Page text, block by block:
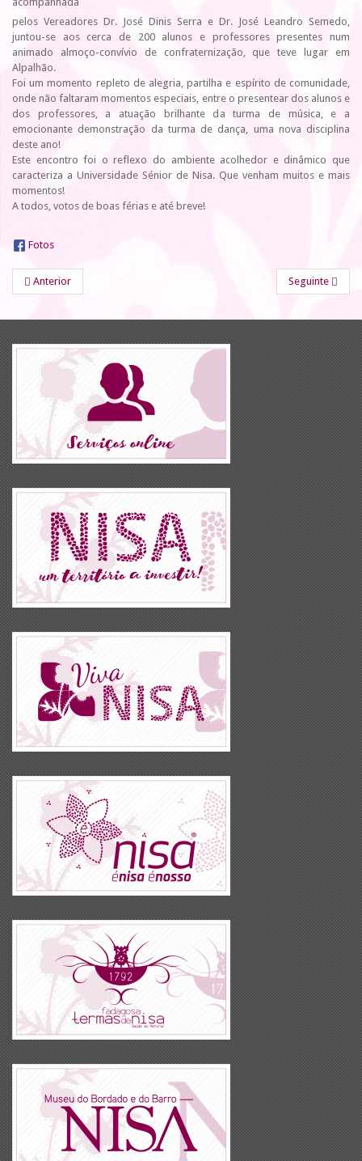
pelos Vereadores Dr. José Dinis Serra e Dr. José Leandro Semedo,
juntou-se aos cerca de 200 alunos e professores presentes num
animado almoço-convívio de confraternização, que teve lugar em
Alpalhão.
Foi um momento repleto de alegria, partilha e espírito de comunidade,
onde não faltaram momentos especiais, entre o presentear dos alunos e
dos professores, a atuação brilhante da turma de música, e a
emocionante demonstração da turma de dança, uma nova disciplina
deste ano!
Este encontro foi o reflexo do ambiente acolhedor e dinâmico que
caracteriza a Universidade Sénior de Nisa. Que venham muitos e mais
momentos!
A todos, votos de boas férias e até breve!
Fotos
Anterior Seguinte